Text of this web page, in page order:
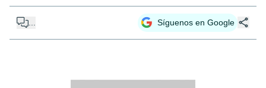
Síguenos en Google